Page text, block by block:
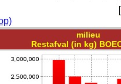
milieu
Restafval (in kg)